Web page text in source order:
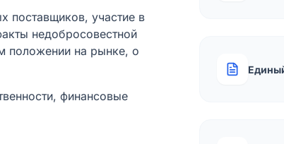
поставщиков, участие в
недобросовестной
положении на рынке, о
финансовые